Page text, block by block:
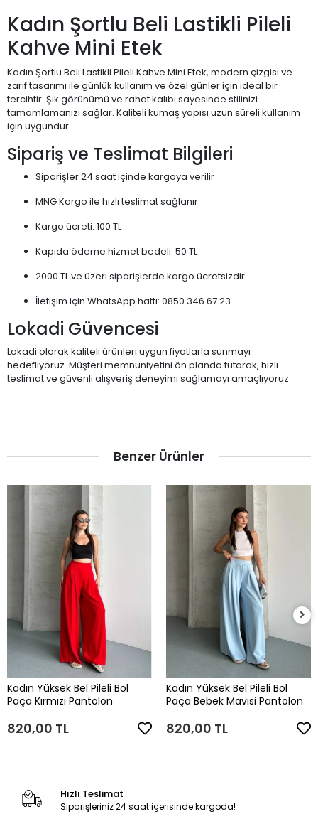
Kadın Şortlu Beli Lastikli Pileli
Kahve Mini Etek
Kadın Şortlu Beli Lastikli Pileli Kahve Mini Etek, modern çizgisi ve
zarif tasarımı ile günlük kullanım ve özel günler için ideal bir
tercihtir. Şık görünümü ve rahat kalıbı sayesinde stilinizi
tamamlamanızı sağlar. Kaliteli kumaş yapısı uzun süreli kullanım
için uygundur.
Sipariş ve Teslimat Bilgileri
Siparişler 24 saat içinde kargoya verilir
MNG Kargo ile hızlı teslimat sağlanır
Kargo ücreti: 100 TL
Kapıda ödeme hizmet bedeli: 50 TL
2000 TL ve üzeri siparişlerde kargo ücretsizdir
İletişim için WhatsApp hattı: 0850 346 67 23
Lokadi Güvencesi
Lokadi olarak kaliteli ürünleri uygun fiyatlarla sunmayı
hedefliyoruz. Müşteri memnuniyetini ön planda tutarak, hızlı
teslimat ve güvenli alışveriş deneyimi sağlamayı amaçlıyoruz.
Benzer Ürünler
Kadın Yüksek Bel Pileli Bol
Paça Kırmızı Pantolon
820,00 TL
Kadın Yüksek Bel Pileli Bol
Paça Bebek Mavisi Pantolon
820,00 TL
Hızlı Teslimat
Siparişleriniz 24 saat içerisinde kargoda!